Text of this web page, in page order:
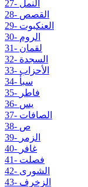
27- النمل
28- القصص
29- العنكبوت
30- الروم
31- لقمان
32- السجدة
33- الأحزاب
34- سبأ
35- فاطر
36- يس
37- الصافات
38- ص
39- الزمر
40- غافر
41- فصلت
42- الشورى
43- الزخرف